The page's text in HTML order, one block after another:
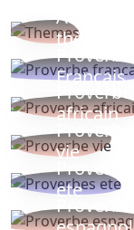
Autres
thèmes
Proverbe
Français
Proverbe
africain
Proverbe
vie
Proverbes
ete
Proverbe